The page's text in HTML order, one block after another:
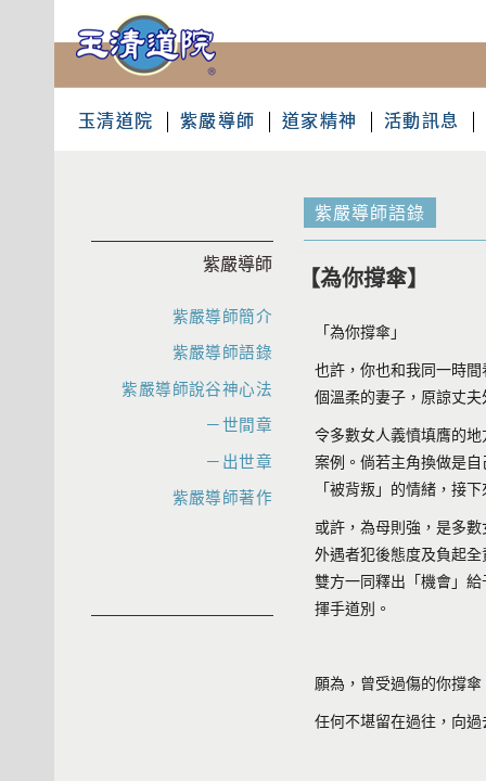
玉清道院 紫嚴導師 道家精神 活動訊息
紫嚴導師語錄
【為你撐傘】
「為你撐傘」
也許，你也和我同一時
個溫柔的妻子，原諒丈夫
令多數女人義憤填膺的
案例。倘若主角換做是
「被背叛」的情緒，接
或許，為母則強，是多
外遇者犯後態度及負起
雙方一同釋出「機會」
揮手道別。
願為，曾受過傷的你撐
任何不堪留在過往，向
紫嚴導師
紫嚴導師簡介
紫嚴導師語錄
紫嚴導師說谷神心法
－世間章
－出世章
紫嚴導師著作